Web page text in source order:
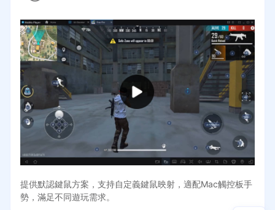
提供默認鍵鼠方案，支持自定義鍵鼠映射，適配Mac觸控板手
勢，滿足不同遊玩需求。